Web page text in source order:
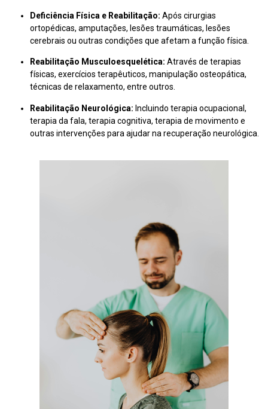
Deficiência Física e Reabilitação: Após cirurgias
ortopédicas, amputações, lesões traumáticas, lesões
cerebrais ou outras condições que afetam a função física.
Reabilitação Musculoesquelética: Através de terapias
físicas, exercícios terapêuticos, manipulação osteopática,
técnicas de relaxamento, entre outros.
Reabilitação Neurológica: Incluindo terapia ocupacional,
terapia da fala, terapia cognitiva, terapia de movimento e
outras intervenções para ajudar na recuperação neurológica.